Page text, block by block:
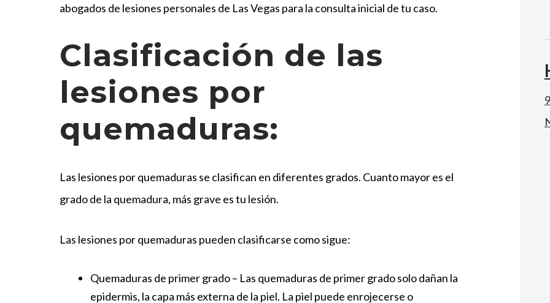
abogados de lesiones personales de Las Vegas para la consulta inicial de tu caso.
Clasificación de las
lesiones por
quemaduras:
Las lesiones por quemaduras se clasifican en diferentes grados. Cuanto mayor es el
grado de la quemadura, más grave es tu lesión.
Las lesiones por quemaduras pueden clasificarse como sigue:
Quemaduras de primergrado – Las quemaduras de primer grado solo dañan la
epidermis, la capa más externa de la piel. La piel puede enrojecerse o